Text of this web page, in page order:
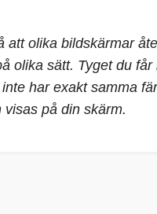
att olika bildskärmar
olika sätt. Tyget du får
har exakt samma
visas på din skärm.